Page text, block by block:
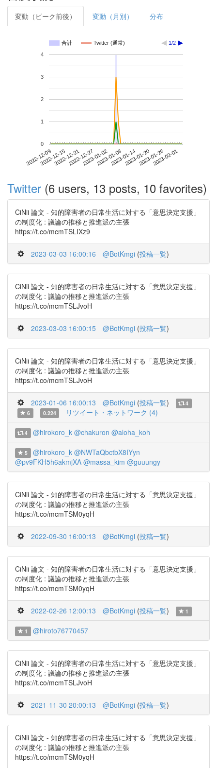
変動（ピーク前後） 変動（月別） 分布
合計 Twitter (通常) 1/2
2022-12-092022-12-152022-12-212022-12-272023-01-022023-01-082023-01-142023-01-202023-01-262023-02-01
0
1
2
3
4
Twitter (6 users, 13 posts, 10 favorites)
CiNii 論文 - 知的障害者の日常生活に対する「意思決定支援」
の制度化 : 議論の推移と推進派の主張
https://t.co/mcmTSLIXz9
2023-03-03 16:00:16 @BotKmgi (投稿一覧)
CiNii 論文 - 知的障害者の日常生活に対する「意思決定支援」
の制度化 : 議論の推移と推進派の主張
https://t.co/mcmTSLJvoH
2023-03-03 16:00:15 @BotKmgi (投稿一覧)
CiNii 論文 - 知的障害者の日常生活に対する「意思決定支援」
の制度化 : 議論の推移と推進派の主張
https://t.co/mcmTSLJvoH
2023-01-06 16:00:13 @BotKmgi (投稿一覧)
4
6
0.224 リツイート・ネットワーク (4)
4 @hirokoro_k @chakuron @aloha_koh
5 @hirokoro_k @NWTaQbctbX8IYyn
@pv9FKH5h6akmjXA @massa_kim @guuungy
CiNii 論文 - 知的障害者の日常生活に対する「意思決定支援」
の制度化 : 議論の推移と推進派の主張
https://t.co/mcmTSM0yqH
2022-09-30 16:00:13 @BotKmgi (投稿一覧)
CiNii 論文 - 知的障害者の日常生活に対する「意思決定支援」
の制度化 : 議論の推移と推進派の主張
https://t.co/mcmTSM0yqH
2022-02-26 12:00:13 @BotKmgi (投稿一覧) 1
1 @hiroto76770457
CiNii 論文 - 知的障害者の日常生活に対する「意思決定支援」
の制度化 : 議論の推移と推進派の主張
https://t.co/mcmTSLJvoH
2021-11-30 20:00:13 @BotKmgi (投稿一覧)
CiNii 論文 - 知的障害者の日常生活に対する「意思決定支援」
の制度化 : 議論の推移と推進派の主張
https://t.co/mcmTSM0yqH